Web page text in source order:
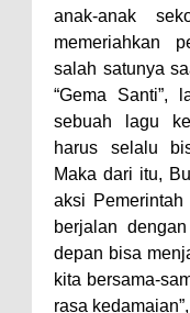
anak-anak
memeriahkan
salah satunya
“Gema Santi”,
sebuah lagu
harus selalu
Maka dari itu,
aksi
berjalan
depan bisa
kita bersama-
rasa